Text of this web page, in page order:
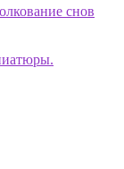
снов